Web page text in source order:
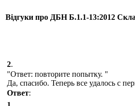
Відгуки про ДБН Б.1.1-13:2012
2.
"Ответ: повторите попытку. "
Да, спасибо. Теперь все удалось с
Ответ: